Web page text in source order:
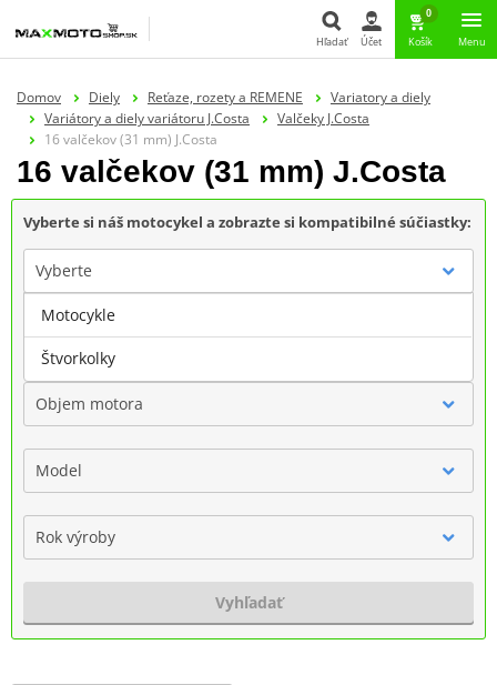
Hľadať
Hľadať Účet
0
Košík Menu
Domov Diely Reťaze, rozety a REMENE
Variatory a diely
Variátory a diely variátoru J.Costa
Valčeky J.Costa
16 valčekov (31 mm) J.Costa
16 valčekov (31 mm) J.Costa
Vyberte si náš motocykel a zobrazte si kompatibilné súčiastky:
Vyberte
Značka
Objem motora
Model
Rok výroby
Vyhľadať
Motocykle
Štvorkolky